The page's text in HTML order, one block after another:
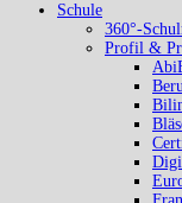
Schule
360°-
Profil &